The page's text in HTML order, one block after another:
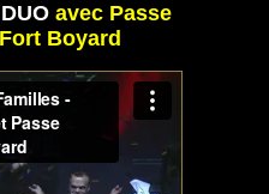
avec Passe
Boyard